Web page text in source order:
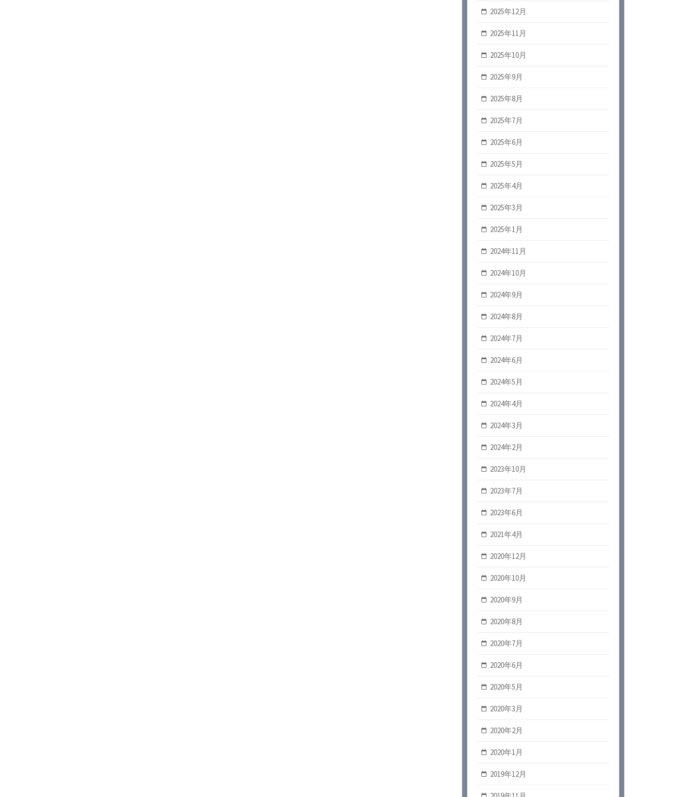
2025年12月
2025年11月
2025年10月
2025年9月
2025年8月
2025年7月
2025年6月
2025年5月
2025年4月
2025年3月
2025年1月
2024年11月
2024年10月
2024年9月
2024年8月
2024年7月
2024年6月
2024年5月
2024年4月
2024年3月
2024年2月
2023年10月
2023年7月
2023年6月
2021年4月
2020年12月
2020年10月
2020年9月
2020年8月
2020年7月
2020年6月
2020年5月
2020年3月
2020年2月
2020年1月
2019年12月